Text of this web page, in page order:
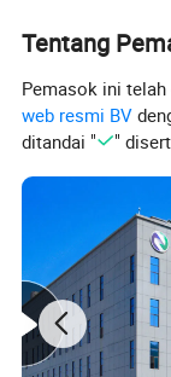
Tentang
Pemasok ini
web resmi BV
ditandai "
"